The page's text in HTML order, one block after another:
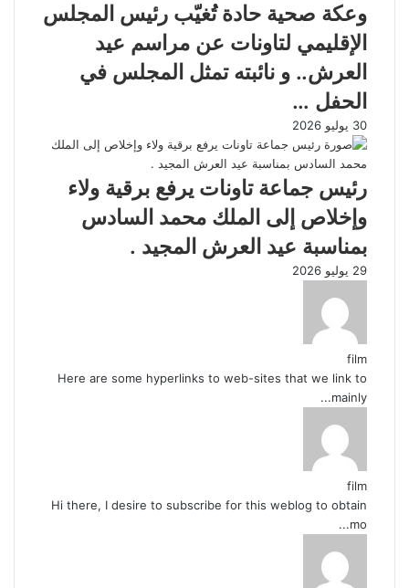
وعكة صحية حادة تُغيّب رئيس المجلس
الإقليمي لتاونات عن مراسم عيد
العرش.. و نائبته تمثل المجلس في
الحفل …
30 يوليو 2026
رئيس جماعة تاونات يرفع برقية ولاء
وإخلاص إلى الملك محمد السادس
بمناسبة عيد العرش المجيد .
29 يوليو 2026
film
Here are some hyperlinks to web-sites that we link to
mainly...
film
Hi there, I desire to subscribe for this weblog to obtain
mo...